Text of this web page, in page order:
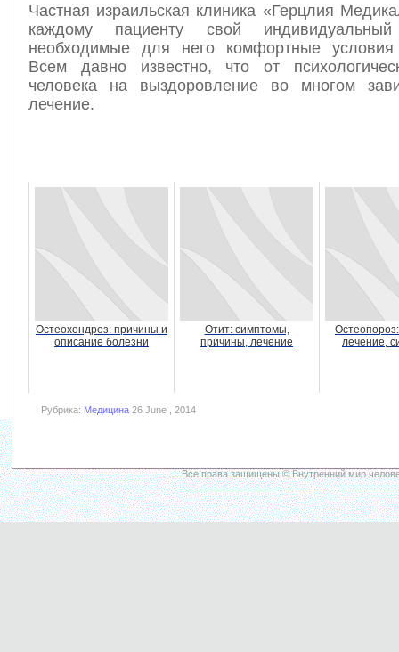
Частная израильская клиника «Герцлия
каждому пациенту свой
необходимые для него комфортные условия
Всем давно известно, что от
человека на выздоровление во многом
лечение.
Остеохондроз: причины и
описание болезни
Отит: симптомы,
причины, лечение
лечение,
Рубрика: Медицина 26 June , 2014
Все права защищены © Внутренний мир